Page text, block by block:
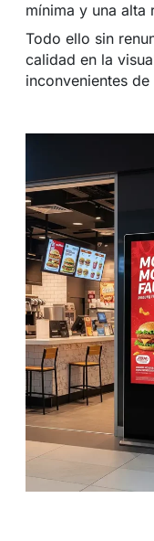
mínima y una alta
Todo ello sin
calidad en la
inconvenientes